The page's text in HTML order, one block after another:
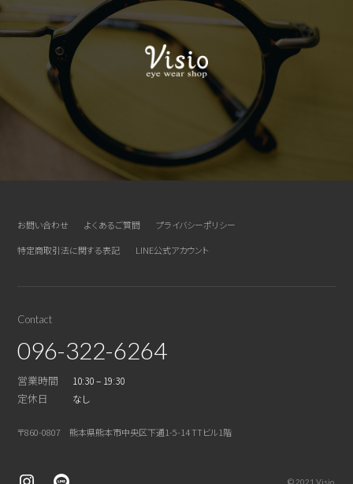
お問い合わせ よくあるご質問
プライバシーポリシー
特定商取引法に関する表記
LINE公式アカウント
Contact
096-322-6264
営業時間 10:30 – 19:30
定休日 なし
〒860-0807 熊本県熊本市中央区下通1-5-14 TTビル1階
© 2021 Visio.